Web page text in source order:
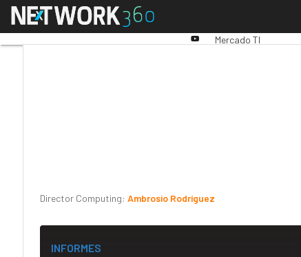
Menú
Youtube-
Mercado TI
Director Computing: Ambrosio Rodríguez
INFORMES